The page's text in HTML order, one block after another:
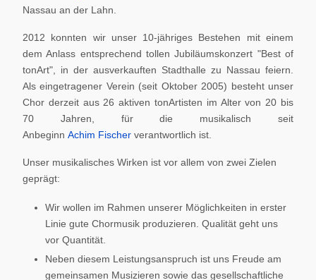
Nassau an der Lahn.
2012 konnten wir unser 10-jähriges Bestehen mit einem
dem Anlass entsprechend tollen Jubiläumskonzert "Best of
tonArt", in der ausverkauften Stadthalle zu Nassau feiern.
Als eingetragener Verein (seit Oktober 2005) besteht unser
Chor derzeit aus 26 aktiven tonArtisten im Alter von 20 bis
70 Jahren, für die musikalisch seit
Anbeginn Achim Fischer verantwortlich ist.
Unser musikalisches Wirken ist vor allem von zwei Zielen
geprägt:
Wir wollen im Rahmen unserer Möglichkeiten in erster
Linie gute Chormusik produzieren. Qualität geht uns
vor Quantität.
Neben diesem Leistungsanspruch ist uns Freude am
gemeinsamen Musizieren sowie das gesellschaftliche